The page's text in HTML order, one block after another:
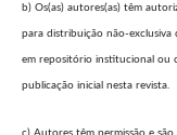
b) Os(as) autores(as) têm
para distribuição não-exclusiva
em repositório institucional ou
publicação inicial nesta revista.
c) Autores têm permissão e